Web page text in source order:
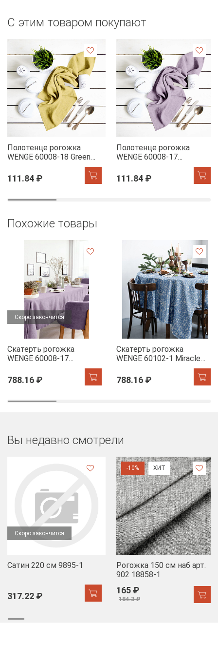
С этим товаром покупают
Полотенце рогожка
WENGE 60008-18 Green
111.84 ₽
Полотенце рогожка
WENGE 60008-17
111.84 ₽
Похожие товары
Скоро закончится
Скатерть рогожка
WENGE 60008-17
788.16 ₽
Скатерть рогожка
WENGE 60102-1 Miracle
788.16 ₽
Вы недавно смотрели
Скоро закончится
Сатин 220 см 9895-1
317.22 ₽
-10% ХИТ
Рогожка 150 см наб арт.
902 18858-1
165 ₽
184.3 ₽